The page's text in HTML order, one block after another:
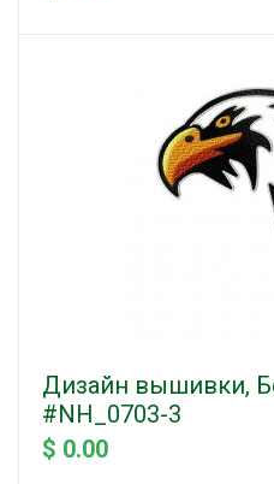
Дизайн вышивки,
#NH_0703-3
$ 0.00